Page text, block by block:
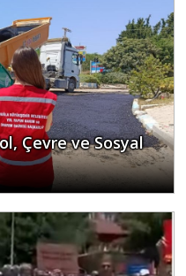
Çevre ve Sosyal